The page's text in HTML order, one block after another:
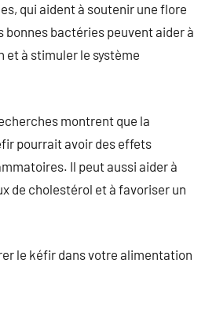
qui aident à soutenir une flore
bonnes bactéries peuvent aider à
et à stimuler le système
montrent que la
pourrait avoir des effets
Il peut aussi aider à
de cholestérol et à favoriser un
le kéfir dans votre alimentation